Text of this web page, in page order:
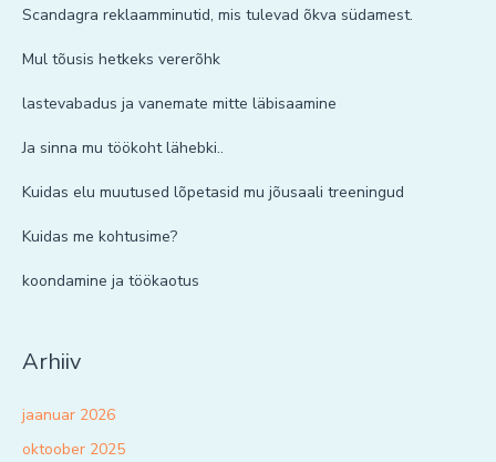
Scandagra reklaamminutid, mis tulevad õkva südamest.
Mul tõusis hetkeks vererõhk
lastevabadus ja vanemate mitte läbisaamine
Ja sinna mu töökoht lähebki..
Kuidas elu muutused lõpetasid mu jõusaali treeningud
Kuidas me kohtusime?
koondamine ja töökaotus
Arhiiv
jaanuar 2026
oktoober 2025